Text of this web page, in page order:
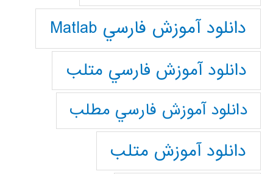
دانلود آموزش فارسي Matlab
دانلود آموزش فارسي متلب
دانلود آموزش فارسي مطلب
دانلود آموزش متلب